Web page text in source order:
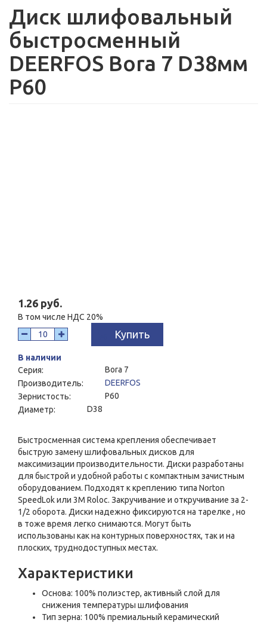
Диск шлифовальный
быстросменный
DEERFOS Bora 7 D38мм
P60
1.26 руб.
В том числе НДС 20%
Купить
В наличии
Серия:
Bora 7
Производитель:
DEERFOS
Зернистость:
P60
Диаметр:
D38
Быстросменная система крепления обеспечивает
быструю замену шлифовальных дисков для
максимизации производительности. Диски разработаны
для быстрой и удобной работы с компактным зачистным
оборудованием. Подходят к креплению типа Norton
SpeedLok или 3M Roloc. Закручивание и откручивание за 2-
1/2 оборота. Диски надежно фиксируются на тарелке , но
в тоже время легко снимаются. Могут быть
использованы как на контурных поверхностях, так и на
плоских, труднодоступных местах.
Характеристики
Основа: 100% полиэстер, активный слой для
снижения температуры шлифования
Тип зерна: 100% премиальный керамический